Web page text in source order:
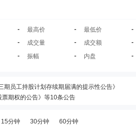
- 最高价 - 最低价 -
- 成交量 - 成交额 -
- 振幅 - 内盘 -
员工持股计划存续期届满的提示性公告》
期权的公告》等10条公告
注销完成的公告》
股票期权激励计划第三个行权期采用自主行权的
15分钟 30分钟 60分钟